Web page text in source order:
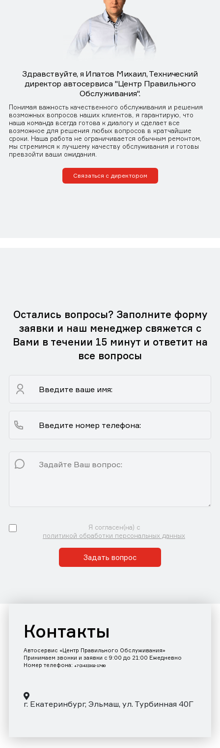
Здравствуйте, я Ипатов Михаил, Технический
директор автосервиса "Центр Правильного
Обслуживания".
Понимая важность качественного обслуживания и решения
возможных вопросов наших клиентов, я гарантирую, что
наша команда всегда готова к диалогу и сделает все
возможное для решения любых вопросов в кратчайшие
сроки. Наша работа не ограничивается обычным ремонтом,
мы стремимся к лучшему качеству обслуживания и готовы
превзойти ваши ожидания.
Связаться с директором
Остались вопросы? Заполните форму
заявки и наш менеджер свяжется с
Вами в течении 15 минут и ответит на
все вопросы
Я согласен(на) с
политикой обработки персональных данных
Задать вопрос
Контакты
Автосервис «Центр Правильного Обслуживания»
Принимаем звонки и заявки с 9:00 до 21:00 Ежедневно
Номер телефона: +7 (343)302-17-80
г. Екатеринбург, Эльмаш, ул. Турбинная 40Г